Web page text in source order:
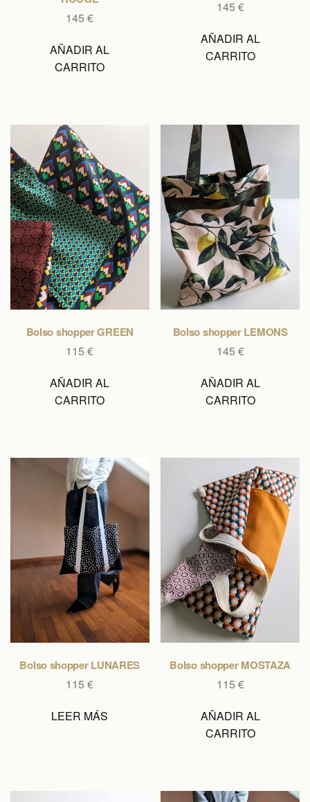
145€
AÑADIR AL
CARRITO
145 €
AÑADIR AL
CARRITO
Bolso shopper GREEN
115€
AÑADIR AL
CARRITO
Bolso shopper LEMONS
145 €
AÑADIR AL
CARRITO
Bolso shopper LUNARES
115€
LEER MÁS
Bolso shopper MOSTAZA
115 €
AÑADIR AL
CARRITO